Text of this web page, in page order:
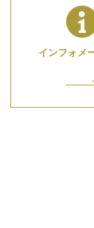
インフォメ